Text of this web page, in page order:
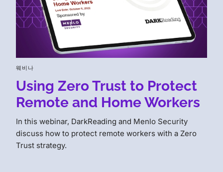
웨비나
Using Zero Trust to Protect
Remote and Home Workers
In this webinar, DarkReading and Menlo Security
discuss how to protect remote workers with a Zero
Trust strategy.